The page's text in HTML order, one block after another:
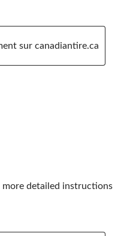
sur canadiantire.ca
detailed instructions